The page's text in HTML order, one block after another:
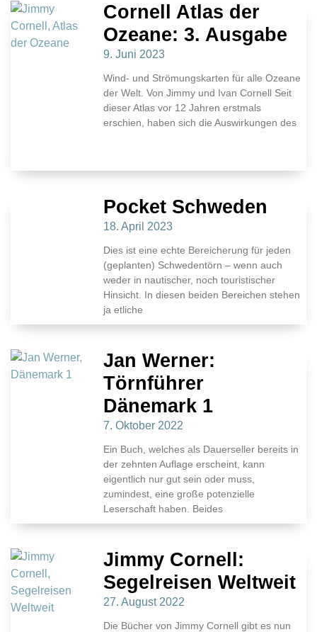
Cornell Atlas der
Ozeane: 3. Ausgabe
9. Juni 2023
Wind- und Strömungskarten für alle Ozeane
der Welt. Von Jimmy und Ivan Cornell Seit
dieser Atlas vor 12 Jahren erstmals
erschien, haben sich die Auswirkungen des
Pocket Schweden
18. April 2023
Dies ist eine echte Bereicherung für jeden
(geplanten) Schwedentörn – wenn auch
weder in nautischer, noch touristischer
Hinsicht. In diesen beiden Bereichen stehen
ja etliche
Jan Werner:
Törnführer
Dänemark 1
7. Oktober 2022
Ein Buch, welches als Dauerseller bereits in
der zehnten Auflage erscheint, kann
eigentlich nur gut sein oder muss,
zumindest, eine große potenzielle
Leserschaft haben. Beides
Jimmy Cornell:
Segelreisen Weltweit
27. August 2022
Die Bücher von Jimmy Cornell gibt es nun